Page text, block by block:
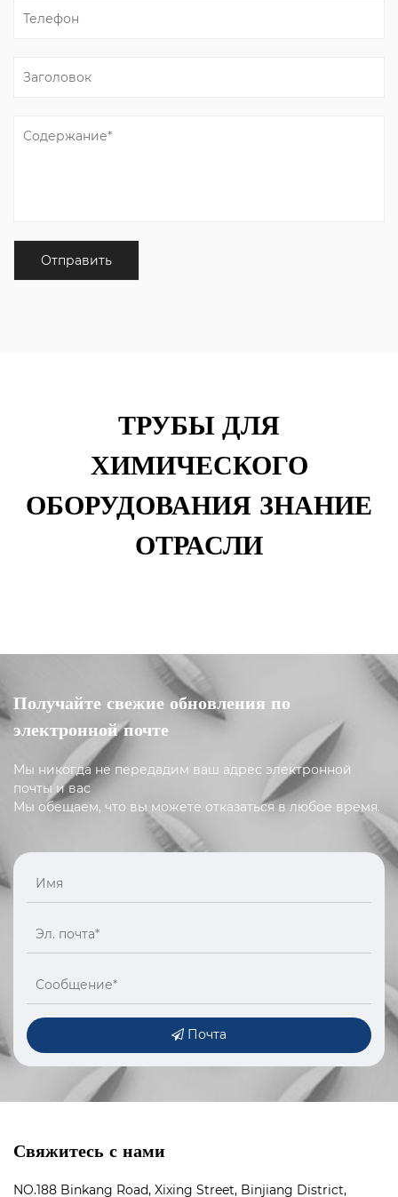
ТРУБЫ ДЛЯ
ХИМИЧЕСКОГО
ОБОРУДОВАНИЯ ЗНАНИЕ
ОТРАСЛИ
Получайте свежие обновления по
электронной почте
Мы никогда не передадим ваш адрес электронной
почты и вас
Мы обещаем, что вы можете отказаться в любое время.
Почта
Свяжитесь с нами
NO.188 Binkang Road, Xixing Street, Binjiang District,